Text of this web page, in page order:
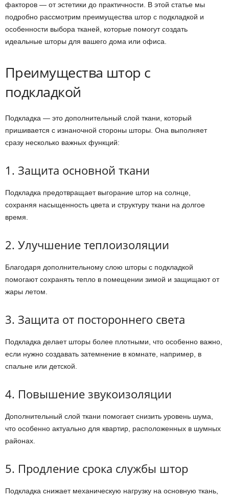
факторов — от эстетики до практичности. В этой статье мы
подробно рассмотрим преимущества штор с подкладкой и
особенности выбора тканей, которые помогут создать
идеальные шторы для вашего дома или офиса.
Преимущества штор с
подкладкой
Подкладка — это дополнительный слой ткани, который
пришивается с изнаночной стороны шторы. Она выполняет
сразу несколько важных функций:
1. Защита основной ткани
Подкладка предотвращает выгорание штор на солнце,
сохраняя насыщенность цвета и структуру ткани на долгое
время.
2. Улучшение теплоизоляции
Благодаря дополнительному слою шторы с подкладкой
помогают сохранять тепло в помещении зимой и защищают от
жары летом.
3. Защита от постороннего света
Подкладка делает шторы более плотными, что особенно важно,
если нужно создавать затемнение в комнате, например, в
спальне или детской.
4. Повышение звукоизоляции
Дополнительный слой ткани помогает снизить уровень шума,
что особенно актуально для квартир, расположенных в шумных
районах.
5. Продление срока службы штор
Подкладка снижает механическую нагрузку на основную ткань,